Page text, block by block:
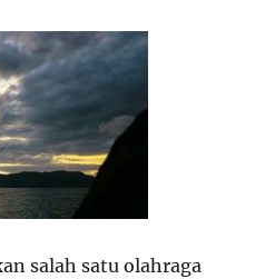
salah satu olahraga